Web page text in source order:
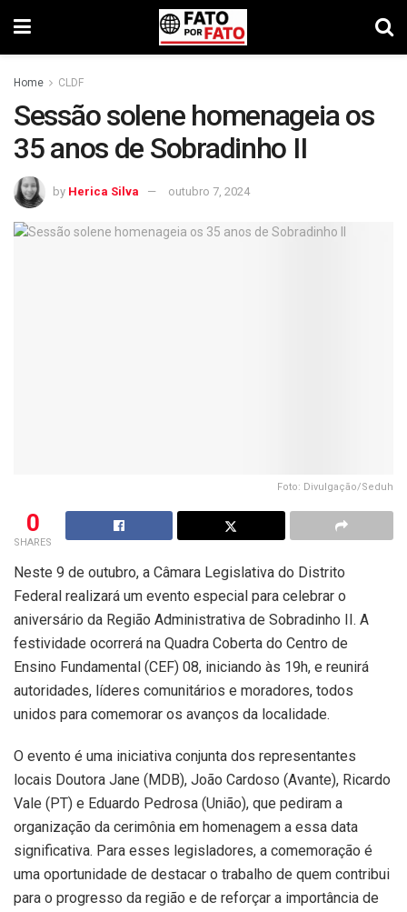
Home CLDF
Sessão solene homenageia os
35 anos de Sobradinho II
by Herica Silva outubro 7, 2024
Foto: Divulgação/Seduh
0
SHARES
Neste 9 de outubro, a Câmara Legislativa do Distrito
Federal realizará um evento especial para celebrar o
aniversário da Região Administrativa de Sobradinho II. A
festividade ocorrerá na Quadra Coberta do Centro de
Ensino Fundamental (CEF) 08, iniciando às 19h, e reunirá
autoridades, líderes comunitários e moradores, todos
unidos para comemorar os avanços da localidade.
O evento é uma iniciativa conjunta dos representantes
locais Doutora Jane (MDB), João Cardoso (Avante), Ricardo
Vale (PT) e Eduardo Pedrosa (União), que pediram a
organização da cerimônia em homenagem a essa data
significativa. Para esses legisladores, a comemoração é
uma oportunidade de destacar o trabalho de quem contribui
para o progresso da região e de reforçar a importância de